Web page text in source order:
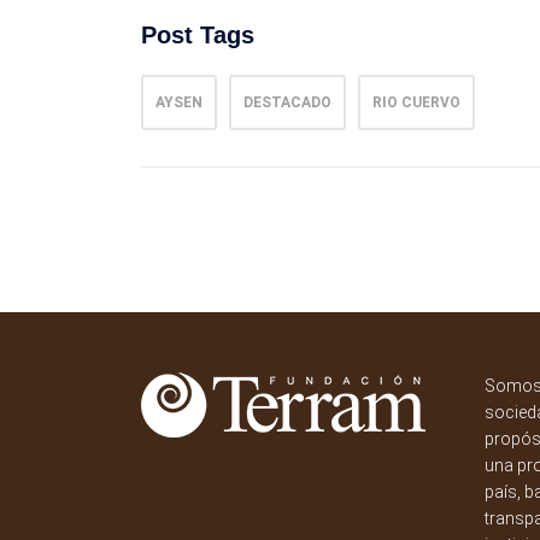
Post Tags
AYSEN DESTACADO RIO CUERVO
una
país,